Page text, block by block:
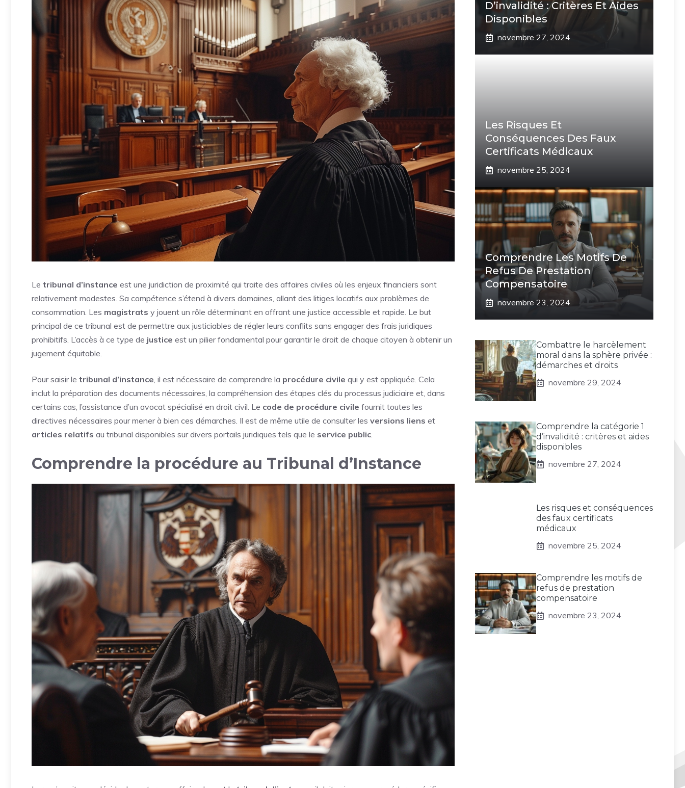
Le tribunal d’instance est une juridiction de proximité qui traite des affaires civiles où les enjeux financiers sont
relativement modestes. Sa compétence s’étend à divers domaines, allant des litiges locatifs aux problèmes de
consommation. Les magistrats y jouent un rôle déterminant en offrant une justice accessible et rapide. Le but
principal de ce tribunal est de permettre aux justiciables de régler leurs conflits sans engager des frais juridiques
prohibitifs. L’accès à ce type de justice est un pilier fondamental pour garantir le droit de chaque citoyen à obtenir un
jugement équitable.
Pour saisir le tribunal d’instance, il est nécessaire de comprendre la procédure civile qui y est appliquée. Cela
inclut la préparation des documents nécessaires, la compréhension des étapes clés du processus judiciaire et, dans
certains cas, l’assistance d’un avocat spécialisé en droit civil. Le code de procédure civile fournit toutes les
directives nécessaires pour mener à bien ces démarches. Il est de même utile de consulter les versions liens et
articles relatifs au tribunal disponibles sur divers portails juridiques tels que le service public.
Comprendre la procédure au Tribunal d’Instance
D’invalidité : Critères Et Aides
Disponibles
novembre 27, 2024
Les Risques Et
Conséquences Des Faux
Certificats Médicaux
novembre 25, 2024
Comprendre Les Motifs De
Refus De Prestation
Compensatoire
novembre 23, 2024
Combattre le harcèlement
moral dans la sphère privée :
démarches et droits
novembre 29, 2024
Comprendre la catégorie 1
d’invalidité : critères et aides
disponibles
novembre 27, 2024
Les risques et conséquences
des faux certificats
médicaux
novembre 25, 2024
Comprendre les motifs de
refus de prestation
compensatoire
novembre 23, 2024